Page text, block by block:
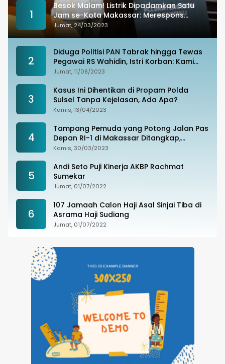
1
Besok Malam! Listrik Dipadamkan Satu
Jam se-Kota Makassar: Merespons
Perubahan Iklim
Jumat, 24/03/2023
2
Diduga Politisi PAN Tabrak hingga Tewas
Pegawai RS Wahidin, Istri Korban: Kami
Tak Terima
Jumat, 11/08/2023
3
Kasus Ini Dihentikan di Propam Polda
Sulsel Tanpa Kejelasan, Ada Apa?
Kamis, 13/04/2023
4
Tampang Pemuda yang Potong Jalan Pas
Depan RI-1 di Makassar Ditangkap,
Ternyata Joki Balapan Liar
Kamis, 30/03/2023
5
Andi Seto Puji Kinerja AKBP Rachmat
Sumekar
Jumat, 01/07/2022
6
107 Jamaah Calon Haji Asal Sinjai Tiba di
Asrama Haji Sudiang
Jumat, 01/07/2022